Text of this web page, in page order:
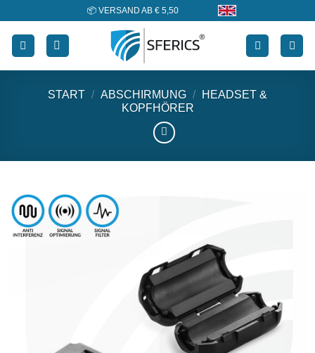
content
🔖 KAUF AUF RECHNUNG
START / ABSCHIRMUNG / HEADSET &
KOPFHÖRER